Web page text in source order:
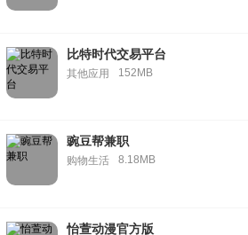
比特时代交易平台
其他应用 152MB
豌豆帮兼职
购物生活 8.18MB
怡萱动漫官方版